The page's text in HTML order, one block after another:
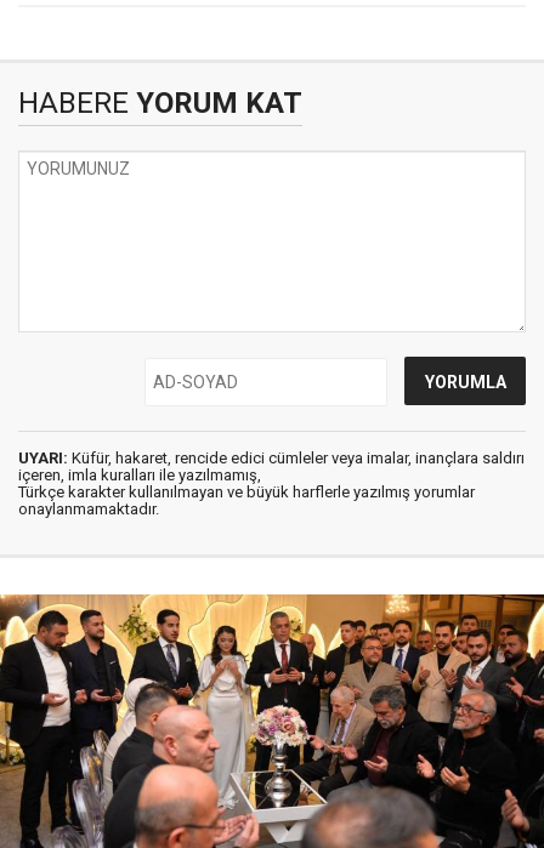
HABERE YORUM KAT
UYARI: Küfür, hakaret, rencide edici cümleler veya imalar, inançlara saldırı
içeren, imla kuralları ile yazılmamış,
Türkçe karakter kullanılmayan ve büyük harflerle yazılmış yorumlar
onaylanmamaktadır.